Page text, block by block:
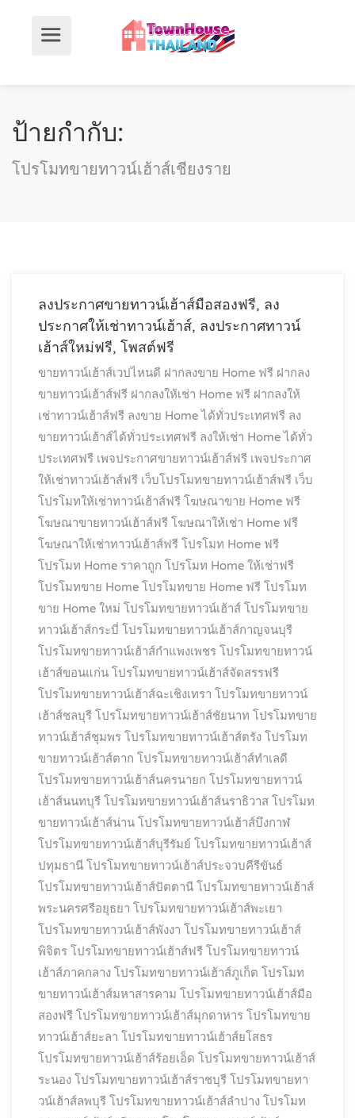
ป้ายกำกับ:
โปรโมทขายทาวน์เฮ้าส์เชียงราย
ลงประกาศขายทาวน์เฮ้าส์มือสองฟรี, ลง
ประกาศให้เช่าทาวน์เฮ้าส์, ลงประกาศทาวน์
เฮ้าส์ใหม่ฟรี, โพสต์ฟรี
ขายทาวน์เฮ้าส์เวปไหนดี ฝากลงขาย Home ฟรี ฝากลง
ขายทาวน์เฮ้าส์ฟรี ฝากลงให้เช่า Home ฟรี ฝากลงให้
เช่าทาวน์เฮ้าส์ฟรี ลงขาย Home ได้ทั่วประเทศฟรี ลง
ขายทาวน์เฮ้าส์ได้ทั่วประเทศฟรี ลงให้เช่า Home ได้ทั่ว
ประเทศฟรี เพจประกาศขายทาวน์เฮ้าส์ฟรี เพจประกาศ
ให้เช่าทาวน์เฮ้าส์ฟรี เว็บโปรโมทขายทาวน์เฮ้าส์ฟรี เว็บ
โปรโมทให้เช่าทาวน์เฮ้าส์ฟรี โฆษณาขาย Home ฟรี
โฆษณาขายทาวน์เฮ้าส์ฟรี โฆษณาให้เช่า Home ฟรี
โฆษณาให้เช่าทาวน์เฮ้าส์ฟรี โปรโมท Home ฟรี
โปรโมท Home ราคาถูก โปรโมท Home ให้เช่าฟรี
โปรโมทขาย Home โปรโมทขาย Home ฟรี โปรโมท
ขาย Home ใหม่ โปรโมทขายทาวน์เฮ้าส์ โปรโมทขาย
ทาวน์เฮ้าส์กระบี่ โปรโมทขายทาวน์เฮ้าส์กาญจนบุรี
โปรโมทขายทาวน์เฮ้าส์กำแพงเพชร โปรโมทขายทาวน์
เฮ้าส์ขอนแก่น โปรโมทขายทาวน์เฮ้าส์จัดสรรฟรี
โปรโมทขายทาวน์เฮ้าส์ฉะเชิงเทรา โปรโมทขายทาวน์
เฮ้าส์ชลบุรี โปรโมทขายทาวน์เฮ้าส์ชัยนาท โปรโมทขาย
ทาวน์เฮ้าส์ชุมพร โปรโมทขายทาวน์เฮ้าส์ตรัง โปรโมท
ขายทาวน์เฮ้าส์ตาก โปรโมทขายทาวน์เฮ้าส์ทำเลดี
โปรโมทขายทาวน์เฮ้าส์นครนายก โปรโมทขายทาวน์
เฮ้าส์นนทบุรี โปรโมทขายทาวน์เฮ้าส์นราธิวาส โปรโมท
ขายทาวน์เฮ้าส์น่าน โปรโมทขายทาวน์เฮ้าส์บึงกาฬ
โปรโมทขายทาวน์เฮ้าส์บุรีรัมย์ โปรโมทขายทาวน์เฮ้าส์
ปทุมธานี โปรโมทขายทาวน์เฮ้าส์ประจวบคีรีขันธ์
โปรโมทขายทาวน์เฮ้าส์ปัตตานี โปรโมทขายทาวน์เฮ้าส์
พระนครศรีอยุธยา โปรโมทขายทาวน์เฮ้าส์พะเยา
โปรโมทขายทาวน์เฮ้าส์พังงา โปรโมทขายทาวน์เฮ้าส์
พิจิตร โปรโมทขายทาวน์เฮ้าส์ฟรี โปรโมทขายทาวน์
เฮ้าส์ภาคกลาง โปรโมทขายทาวน์เฮ้าส์ภูเก็ต โปรโมท
ขายทาวน์เฮ้าส์มหาสารคาม โปรโมทขายทาวน์เฮ้าส์มือ
สองฟรี โปรโมทขายทาวน์เฮ้าส์มุกดาหาร โปรโมทขาย
ทาวน์เฮ้าส์ยะลา โปรโมทขายทาวน์เฮ้าส์ยโสธร
โปรโมทขายทาวน์เฮ้าส์ร้อยเอ็ด โปรโมทขายทาวน์เฮ้าส์
ระนอง โปรโมทขายทาวน์เฮ้าส์ราชบุรี โปรโมทขายทา
วน์เฮ้าส์ลพบุรี โปรโมทขายทาวน์เฮ้าส์ลำปาง โปรโมท